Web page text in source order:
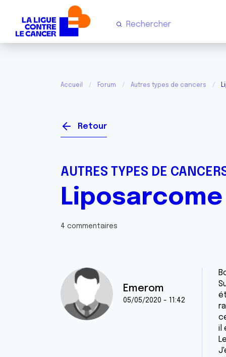
Accueil Forum Autres types de cancers
Retour
AUTRES TYPES DE
4 commentaires
Emerom
05/05/2020 - 11:42
il